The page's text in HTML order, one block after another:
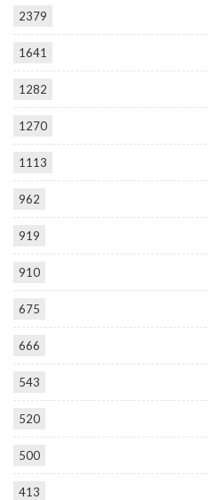
2379
1641
1282
1270
1113
962
919
910
675
666
543
520
500
413